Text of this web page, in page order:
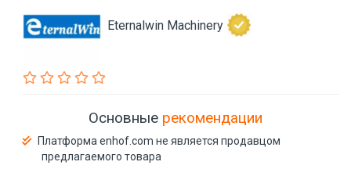
Eternalwin Machinery
Основные рекомендации
Платформа enhof.com не является продавцом
предлагаемого товара